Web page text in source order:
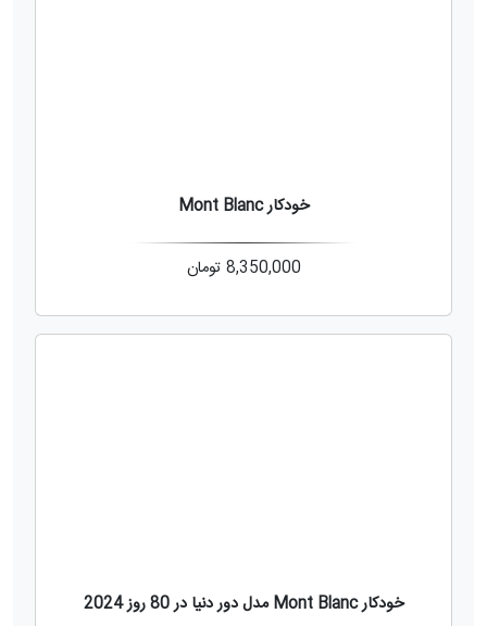
خودکار Mont Blanc
8,350,000 تومان
خودکار Mont Blanc مدل دور دنیا در 80 روز 2024